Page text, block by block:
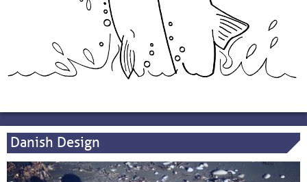
Danish Design